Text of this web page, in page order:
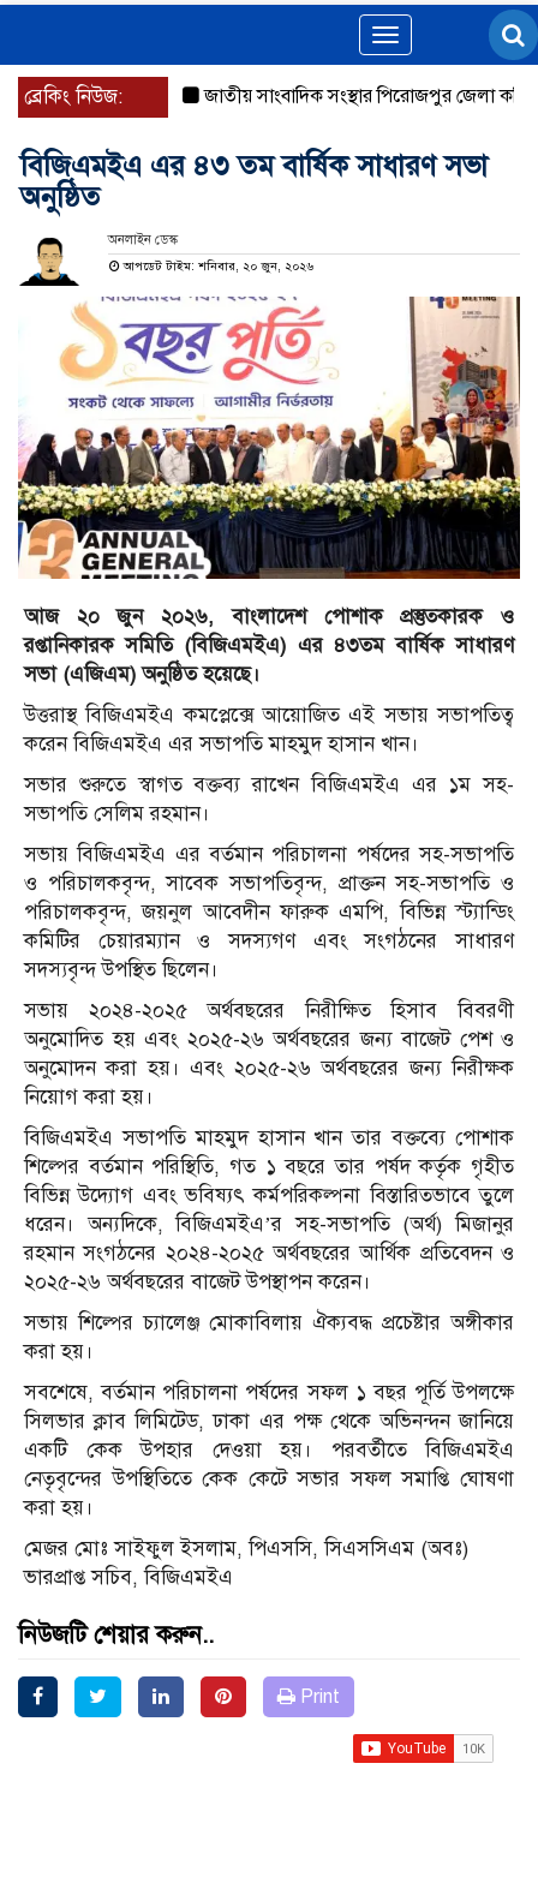
Toggle
navigation
ব্রেকিং নিউজ: জাতীয় সাংবাদিক সংস্থার পিরোজপুর জেলা কমিটি
বিজিএমইএ এর ৪৩ তম বার্ষিক সাধারণ সভা
অনুষ্ঠিত
অনলাইন ডেস্ক
আপডেট টাইম: শনিবার, ২০ জুন, ২০২৬
আজ ২০ জুন ২০২৬, বাংলাদেশ পোশাক প্রস্তুতকারক ও
রপ্তানিকারক সমিতি (বিজিএমইএ) এর ৪৩তম বার্ষিক সাধারণ
সভা (এজিএম) অনুষ্ঠিত হয়েছে।
উত্তরাস্থ বিজিএমইএ কমপ্লেক্সে আয়োজিত এই সভায় সভাপতিত্ব
করেন বিজিএমইএ এর সভাপতি মাহমুদ হাসান খান।
সভার শুরুতে স্বাগত বক্তব্য রাখেন বিজিএমইএ এর ১ম সহ-
সভাপতি সেলিম রহমান।
সভায় বিজিএমইএ এর বর্তমান পরিচালনা পর্ষদের সহ-সভাপতি
ও পরিচালকবৃন্দ, সাবেক সভাপতিবৃন্দ, প্রাক্তন সহ-সভাপতি ও
পরিচালকবৃন্দ, জয়নুল আবেদীন ফারুক এমপি, বিভিন্ন স্ট্যান্ডিং
কমিটির চেয়ারম্যান ও সদস্যগণ এবং সংগঠনের সাধারণ
সদস্যবৃন্দ উপস্থিত ছিলেন।
সভায় ২০২৪-২০২৫ অর্থবছরের নিরীক্ষিত হিসাব বিবরণী
অনুমোদিত হয় এবং ২০২৫-২৬ অর্থবছরের জন্য বাজেট পেশ ও
অনুমোদন করা হয়। এবং ২০২৫-২৬ অর্থবছরের জন্য নিরীক্ষক
নিয়োগ করা হয়।
বিজিএমইএ সভাপতি মাহমুদ হাসান খান তার বক্তব্যে পোশাক
শিল্পের বর্তমান পরিস্থিতি, গত ১ বছরে তার পর্ষদ কর্তৃক গৃহীত
বিভিন্ন উদ্যোগ এবং ভবিষ্যৎ কর্মপরিকল্পনা বিস্তারিতভাবে তুলে
ধরেন। অন্যদিকে, বিজিএমইএ’র সহ-সভাপতি (অর্থ) মিজানুর
রহমান সংগঠনের ২০২৪-২০২৫ অর্থবছরের আর্থিক প্রতিবেদন ও
২০২৫-২৬ অর্থবছরের বাজেট উপস্থাপন করেন।
সভায় শিল্পের চ্যালেঞ্জ মোকাবিলায় ঐক্যবদ্ধ প্রচেষ্টার অঙ্গীকার
করা হয়।
সবশেষে, বর্তমান পরিচালনা পর্ষদের সফল ১ বছর পূর্তি উপলক্ষে
সিলভার ক্লাব লিমিটেড, ঢাকা এর পক্ষ থেকে অভিনন্দন জানিয়ে
একটি কেক উপহার দেওয়া হয়। পরবর্তীতে বিজিএমইএ
নেতৃবৃন্দের উপস্থিতিতে কেক কেটে সভার সফল সমাপ্তি ঘোষণা
করা হয়।
মেজর মোঃ সাইফুল ইসলাম, পিএসসি, সিএসসিএম (অবঃ)
ভারপ্রাপ্ত সচিব, বিজিএমইএ
নিউজটি শেয়ার করুন..
Print